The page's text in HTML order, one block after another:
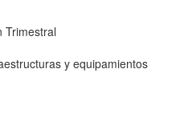
Trimestral
y equipamientos